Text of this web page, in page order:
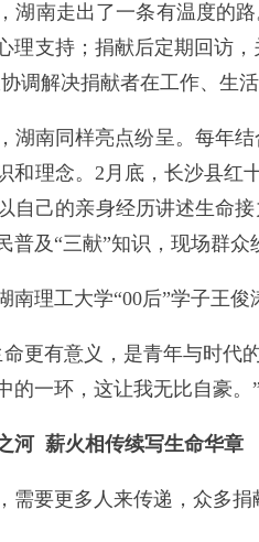
湖南走出了一条有温度的
理支持；捐献后定期回访
调解决捐献者在工作、生
湖南同样亮点纷呈。每年
和理念。2月底，长沙县红
自己的亲身经历讲述生命
普及“三献”知识，现场群
南理工大学“00后”学子王
更有意义，是青年与时代
的一环，这让我无比自豪。
河 薪火相传续写生命华章
需要更多人来传递，众多